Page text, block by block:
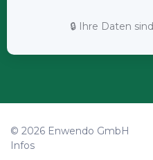
🔒 Ihre Daten
© 2026 Enwendo GmbH
Infos